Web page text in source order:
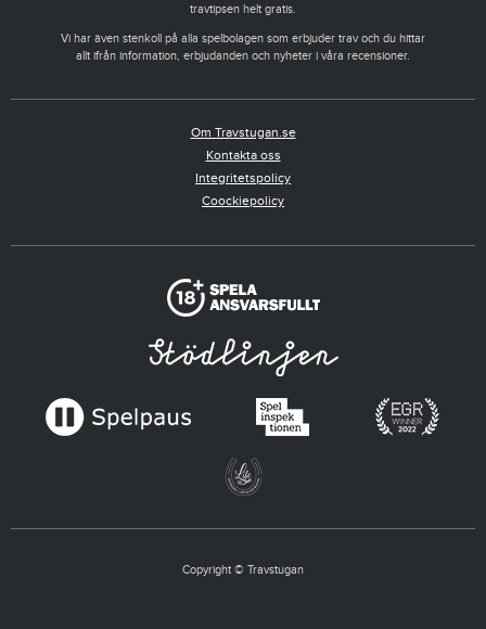
travtipsen helt gratis.
Vi har även stenkoll på alla spelbolagen som erbjuder trav och du hittar
allt ifrån information, erbjudanden och nyheter i våra recensioner.
Om Travstugan.se
Kontakta oss
Integritetspolicy
Coockiepolicy
Copyright © Travstugan